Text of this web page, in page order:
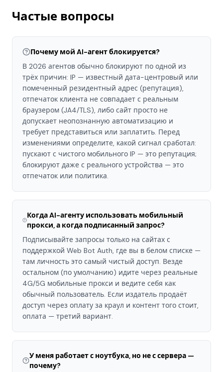
Частые вопросы
Почему мой AI-агент блокируется?
В 2026 агентов обычно блокируют по одной из
трёх причин: IP — известный дата-центровый или
помеченный резидентный адрес (репутация),
отпечаток клиента не совпадает с реальным
браузером (JA4/TLS), либо сайт просто не
допускает неопознанную автоматизацию и
требует представиться или заплатить. Перед
изменениями определите, какой сигнал сработал:
пускают с чистого мобильного IP — это репутация;
блокируют даже с реального устройства — это
отпечаток или политика.
Когда AI-агенту использовать мобильный
прокси, а когда подписанный запрос?
Подписывайте запросы только на сайтах с
поддержкой Web Bot Auth, где вы в белом списке —
там личность это самый чистый доступ. Везде
остальном (по умолчанию) идите через реальные
4G/5G мобильные прокси и ведите себя как
обычный пользователь. Если издатель продаёт
доступ через оплату за краул и контент того стоит,
оплата — третий вариант.
У меня работает с ноутбука, но не с сервера —
почему?